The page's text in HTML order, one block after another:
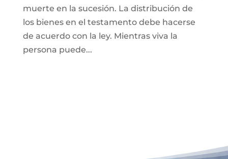
muerte en la sucesión. La distribución de
los bienes en el testamento debe hacerse
de acuerdo con la ley. Mientras viva la
persona puede...